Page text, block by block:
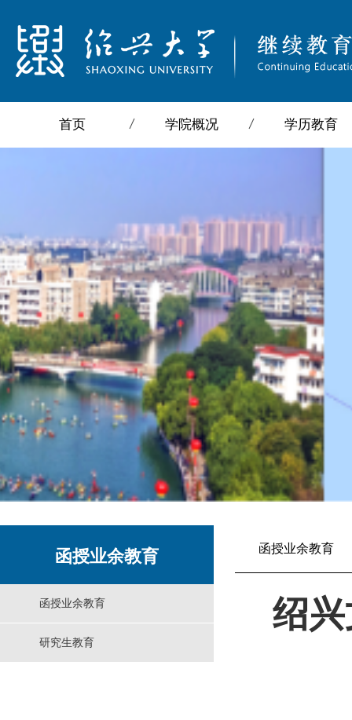
首页 学院概况 学历教育
函授业余教育
函授业余教育
研究生教育
函授业余教育
绍